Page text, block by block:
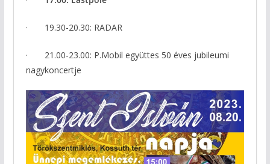
· 19.30-20.30: RADAR
· 21.00-23.00: P.Mobil együttes 50 éves jubileumi
nagykoncertje